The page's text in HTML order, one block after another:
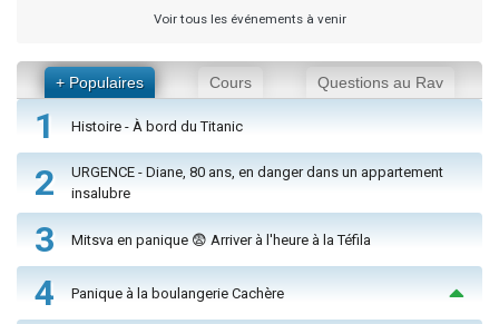
Voir tous les événements à venir
+ Populaires Cours Questions au Rav
1 Histoire - À bord du Titanic
2
URGENCE - Diane, 80 ans, en danger dans un appartement
insalubre
3 Mitsva en panique 😨 Arriver à l'heure à la Téfila
4 Panique à la boulangerie Cachère